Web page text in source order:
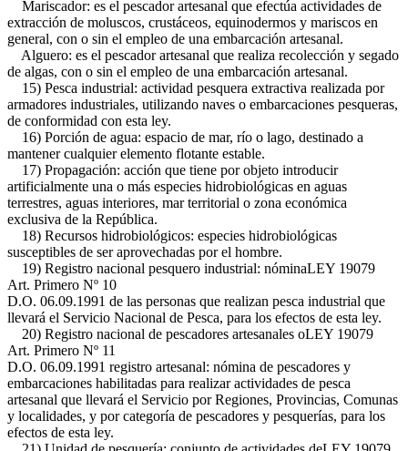
Mariscador: es el pescador artesanal que efectúa actividades de
extracción de moluscos, crustáceos, equinodermos y mariscos en
general, con o sin el empleo de una embarcación artesanal.
Alguero: es el pescador artesanal que realiza recolección y segado
de algas, con o sin el empleo de una embarcación artesanal.
15) Pesca industrial: actividad pesquera extractiva realizada por
armadores industriales, utilizando naves o embarcaciones pesqueras,
de conformidad con esta ley.
16) Porción de agua: espacio de mar, río o lago, destinado a
mantener cualquier elemento flotante estable.
17) Propagación: acción que tiene por objeto introducir
artificialmente una o más especies hidrobiológicas en aguas
terrestres, aguas interiores, mar territorial o zona económica
exclusiva de la República.
18) Recursos hidrobiológicos: especies hidrobiológicas
susceptibles de ser aprovechadas por el hombre.
19) Registro nacional pesquero industrial: nóminaLEY 19079
Art. Primero Nº 10
D.O. 06.09.1991 de las personas que realizan pesca industrial que
llevará el Servicio Nacional de Pesca, para los efectos de esta ley.
20) Registro nacional de pescadores artesanales oLEY 19079
Art. Primero Nº 11
D.O. 06.09.1991 registro artesanal: nómina de pescadores y
embarcaciones habilitadas para realizar actividades de pesca
artesanal que llevará el Servicio por Regiones, Provincias, Comunas
y localidades, y por categoría de pescadores y pesquerías, para los
efectos de esta ley.